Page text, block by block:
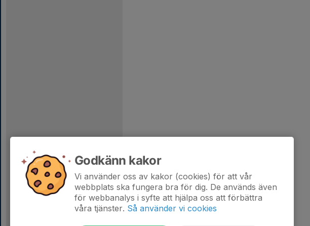
Godkänn kakor
Vi använder oss av kakor (cookies) för att vår
webbplats ska fungera bra för dig. De används även
för webbanalys i syfte att hjälpa oss att förbättra
våra tjänster. Så använder vi cookies